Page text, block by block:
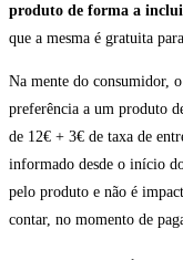
produto de forma a
que a mesma é gratuita
Na mente do consumidor,
preferência a um produto
de 12€ + 3€ de taxa de
informado desde o início
pelo produto e não é
contar, no momento de